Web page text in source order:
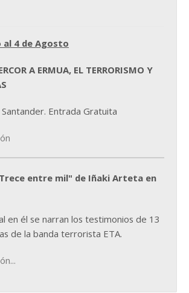
al 4 de Agosto
A ERMUA, EL TERRORISMO Y
Santander. Entrada Gratuita
entre mil" de Iñaki Arteta en
en él se narran los testimonios de 13
de la banda terrorista ETA.